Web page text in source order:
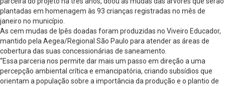
plantadas em homenagem às 93 crianças registradas no mês de
janeiro no município.
As cem mudas de Ipês doadas foram produzidas no Viveiro Educador,
mantido pela Aegea/Regional São Paulo para atender as áreas de
cobertura das suas concessionárias de saneamento.
“Essa parceria nos permite dar mais um passo em direção a uma
percepção ambiental crítica e emancipatória, criando subsídios que
orientam a população sobre a importância da produção e o plantio de